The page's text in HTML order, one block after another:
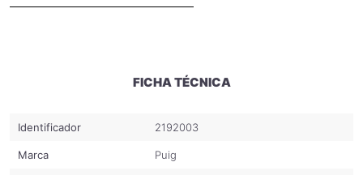
FICHA TÉCNICA
Identificador 2192003
Marca Puig